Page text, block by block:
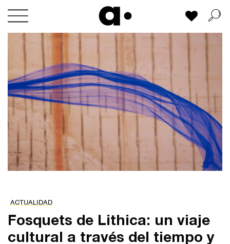
Skip
content
Mi lista
ACTUALIDAD
Fosquets de Lithica: un viaje
cultural a través del tiempo y